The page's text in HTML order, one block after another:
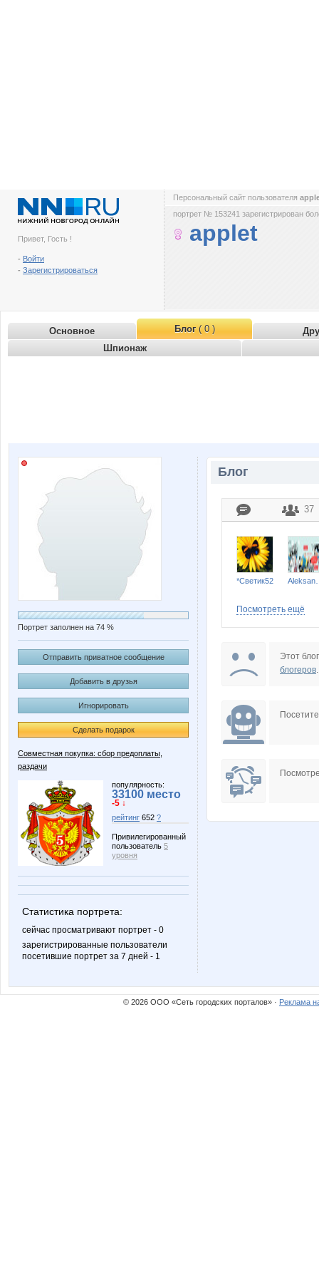
Привет, Гость !
- Войти
- Зарегистрироваться
Персональный сайт пользователя
портрет № 153241 зарегистрирован
applet
Основное Блог( 0 )
Шпионаж
Портрет заполнен на 74 %
Отправить приватное сообщение
Добавить в друзья
Игнорировать
Сделать подарок
Совместная покупка: сбор предоплаты,
раздачи
популярность:
33100 место
-5 ↓
рейтинг 652 ?
Привилегированный
пользователь 5
уровня
Статистика портрета:
сейчас просматривают портрет - 0
зарегистрированные пользователи
посетившие портрет за 7 дней - 1
Блог
37
*Светик52
Somal
allasol annyne
Посмотреть ещё
Этот
блогеров.
© 2026 ООО «Сеть городских порталов» · Реклама